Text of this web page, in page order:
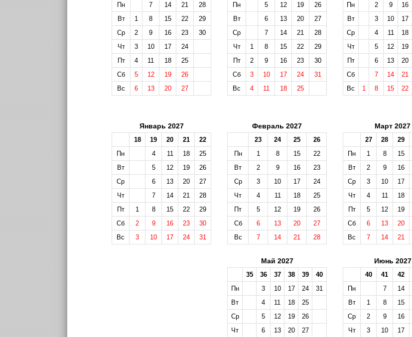
Пн
7 14 21
28
Вт
1 8 15 22
29
Ср
2 9 16 23
30
Чт
3 10 17
24
Пт
4 11 18
25
Сб
5 12 19
26
Вс
6 13 20 27
Пн
5 12 19
26
Вт
6 13 20
27
Ср
7 14 21
28
Чт
1 8 15 22
29
Пт
2 9 16 23
30
Сб
3 10 17 24
31
Вс
4 11 18 25
Пн
2 9 16
Вт
3 10 17
Ср
4 11 18
Чт
5 12 19
Пт
6 13 20
Сб
7 14 21
Вс
1 8 15 22
Январь 2027
18 19 20 21
22
Пн
4 11 18
25
Вт
5 12 19
26
Ср
6 13 20
27
Чт
7 14 21
28
Пт
1 8 15 22
29
Сб
2 9 16 23
30
Вс
3 10 17 24 31
Февраль 2027
23 24 25
26
Пн
1 8 15
22
Вт
2 9 16
23
Ср
3 10 17
24
Чт
4 11 18
25
Пт
5 12 19
26
Сб
6 13 20
27
Вс
7 14 21 28
Март 2027
27 28 29
Пн
1 8 15
Вт
2 9 16
Ср
3 10 17
Чт
4 11 18
Пт
5 12 19
Сб
6 13 20
Вс
7 14 21
Май 2027
35 36 37 38 39
40
Пн
3 10 17 24
31
Вт
4 11 18
25
Ср
5 12 19
26
Чт
6 13 20 27
Июнь 2027
40 41 42
Пн
7 14
Вт
1 8 15
Ср
2 9 16
Чт
3 10 17